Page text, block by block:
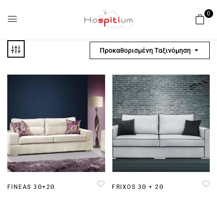
0
Προκαθορισμένη Ταξινόμηση
FINEAS 3Θ+2Θ FRIXOS 3Θ + 2Θ